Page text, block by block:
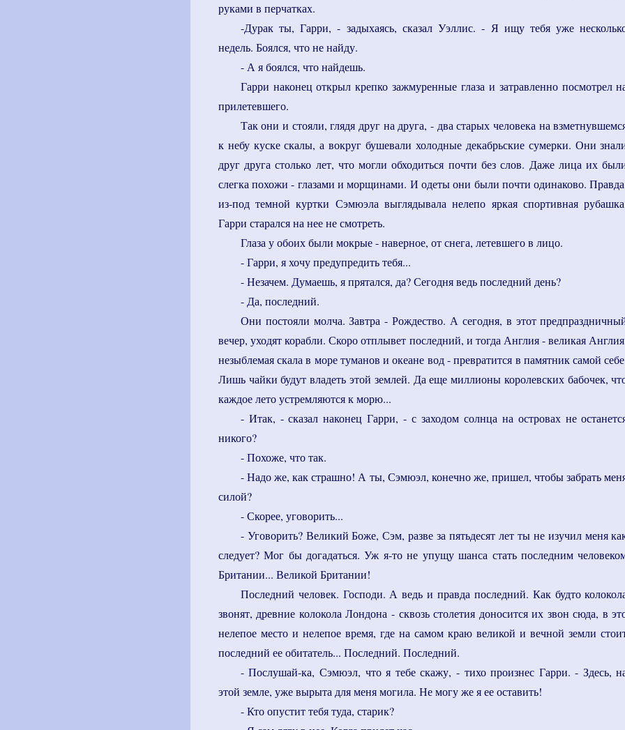
руками в перчатках.
-Дурак ты, Гарри, - задыхаясь, сказал Уэллис. - Я ищу тебя уже
недель. Боялся, что не найду.
- А я боялся, что найдешь.
Гарри наконец открыл крепко зажмуренные глаза и затравленно посмотрел
прилетевшего.
Так они и стояли, глядя друг на друга, - два старых человека на
к небу куске скалы, а вокруг бушевали холодные декабрьские сумерки. Они
друг друга столько лет, что могли обходиться почти без слов. Даже лица их
слегка похожи - глазами и морщинами. И одеты они были почти одинаково.
из-под темной куртки Сэмюэла выглядывала нелепо яркая спортивная
Гарри старался на нее не смотреть.
Глаза у обоих были мокрые - наверное, от снега, летевшего в лицо.
- Гарри, я хочу предупредить тебя...
- Незачем. Думаешь, я прятался, да? Сегодня ведь последний день?
- Да, последний.
Они постояли молча. Завтра - Рождество. А сегодня, в этот
вечер, уходят корабли. Скоро отплывет последний, и тогда Англия - великая
незыблемая скала в море туманов и океане вод - превратится в памятник самой
Лишь чайки будут владеть этой землей. Да еще миллионы королевских бабочек,
каждое лето устремляются к морю...
- Итак, - сказал наконец Гарри, - с заходом солнца на островах не
никого?
- Похоже, что так.
- Надо же, как страшно! А ты, Сэмюэл, конечно же, пришел, чтобы забрать
силой?
- Скорее, уговорить...
- Уговорить? Великий Боже, Сэм, разве за пятьдесят лет ты не изучил меня
следует? Мог бы догадаться. Уж я-то не упущу шанса стать последним
Британии... Великой Британии!
Последний человек. Господи. А ведь и правда последний. Как будто
звонят, древние колокола Лондона - сквозь столетия доносится их звон сюда, в
нелепое место и нелепое время, где на самом краю великой и вечной земли
последний ее обитатель... Последний. Последний.
- Послушай-ка, Сэмюэл, что я тебе скажу, - тихо произнес Гарри. - Здесь,
этой земле, уже вырыта для меня могила. Не могу же я ее оставить!
- Кто опустит тебя туда, старик?